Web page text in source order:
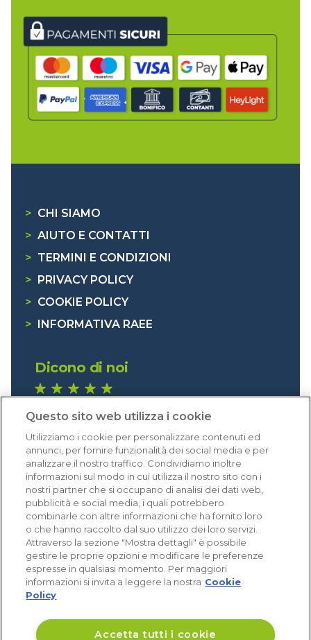
> CHI SIAMO
> AIUTO E CONTATTI
> TERMINI E CONDIZIONI
>
PRIVACY POLICY
> COOKIE POLICY
>
INFORMATIVA RAEE
Dicono di noi
Eccellente (4,8)
Acquisti verificati
Questo sito web utilizza i cookie
Utilizziamo i cookie per personalizzare contenuti ed
annunci, per fornire funzionalità dei social media e per
analizzare il nostro traffico. Condividiamo inoltre
informazioni sul modo in cui utilizza il nostro sito con i
nostri partner che si occupano di analisi dei dati web,
pubblicità e social media, i quali potrebbero
combinarle con altre informazioni che ha fornito loro
o che hanno raccolto dal suo utilizzo dei loro servizi.
Attraverso la sezione "Mostra dettagli" è possibile
gestire le proprie opzioni e modificare le preferenze
espresse in qualsiasi momento. Per maggiori
informazioni si invita a leggere la nostra Cookie
Policy
Accetta tutti i cookie